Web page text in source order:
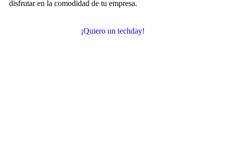
disfrutar en la comodidad de tu empresa.
¡Quiero un techday!